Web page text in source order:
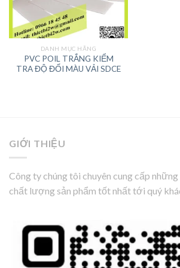
DANH MỤC HÃNG
PVC POIL TRẮNG KIỂM
TRA ĐỘ ĐỔI MÀU VẢI SDCE
GIỚI THIỆU
Công ty chúng tôi chuyên cung cấp
chất lượng sản phẩm tốt nhất tới quý